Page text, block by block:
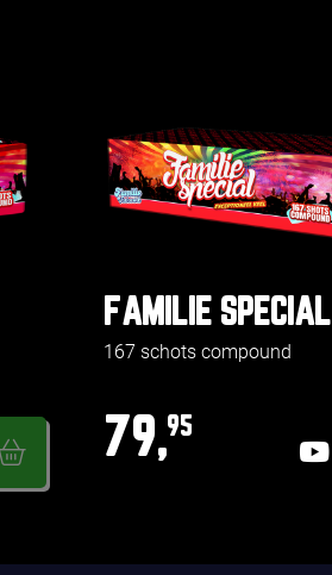
FAMILIE SPECIAL
167 schots compound
79,95